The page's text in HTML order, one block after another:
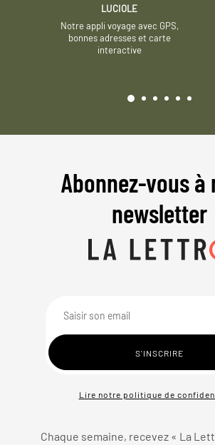
LUCIOLE
Notre appli voyage avec GPS,
bonnes adresses et carte
interactive
Abonnez-vous à
newsletter
Lire notre politique de
Chaque semaine, recevez « La